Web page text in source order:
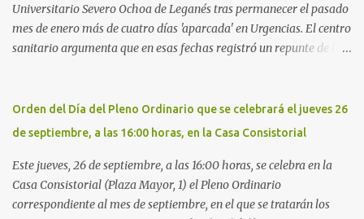
Universitario Severo Ochoa de Leganés tras permanecer el pasado
mes de enero más de cuatro días 'aparcada' en Urgencias. El centro
sanitario argumenta que en esas fechas registró un repunte de las
arritmia y agravamiento de su dolencia por culpa de un resfriado.
Por ello, la ingresaron a finales del año pasado en el Hospital
cama, en el pasillo, sin mantas y sin poder descansar. Su hija, que
ha denunciado el caso y que grabó un vídeo de la situación
extrema, aseguró que los pasillos estaban repletos de enfermos y
Orden del Día del Pleno Ordinario que se celebrará el jueves 26
de septiembre, a las 16:00 horas, en la Casa Consistorial
Este jueves, 26 de septiembre, a las 16:00 horas, se celebra en la
Casa Consistorial (Plaza Mayor, 1) el Pleno Ordinario
correspondiente al mes de septiembre, en el que se tratarán los